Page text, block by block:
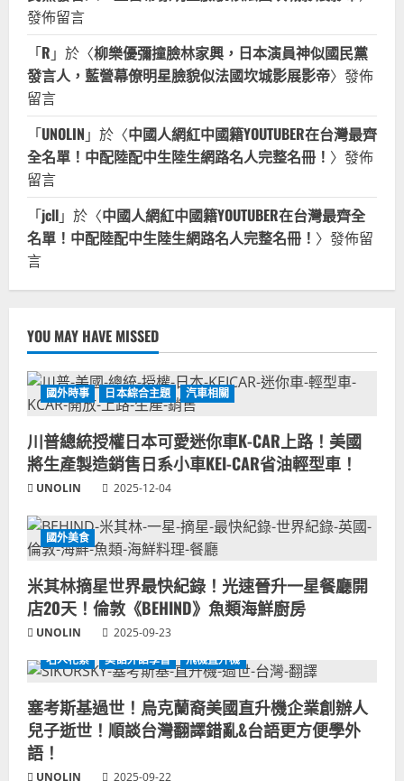
發佈留言
「R 」於〈柳樂優彌撞臉林家興，日本演員神似國民黨
發言人，藍營幕僚明星臉貌似法國坎城影展影帝〉發佈
留言
「UNOLIN 」於〈中國人網紅中國籍YOUTUBER在台灣最齊
全名單！中配陸配中生陸生網路名人完整名冊！ 〉發佈
留言
「jcll」於〈中國人網紅中國籍YOUTUBER在台灣最齊全
名單！中配陸配中生陸生網路名人完整名冊！ 〉發佈留
言
YOU MAY HAVE MISSED
國外時事 日本綜合主題 汽車相關
川普總統授權日本可愛迷你車K-CAR上路！美國
將生產製造銷售日系小車KEI-CAR省油輕型車！
UNOLIN 2025-12-04
國外美食
米其林摘星世界最快紀錄！光速晉升一星餐廳開
店20天！倫敦《BEHIND》魚類海鮮廚房
UNOLIN
2025-09-23
名人花絮
美語外語學習 飛機直升機
塞考斯基過世！烏克蘭裔美國直升機企業創辦人
兒子逝世！順談台灣翻譯錯亂&台語更方便學外
語！
UNOLIN 2025-09-22